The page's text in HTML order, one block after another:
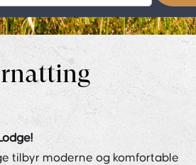
tilbyr moderne og komfortable